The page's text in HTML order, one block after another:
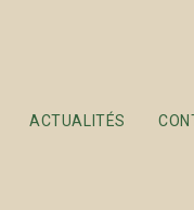
ACTUALITÉS